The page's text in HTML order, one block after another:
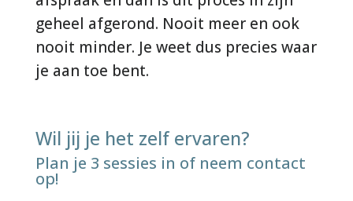
geheel afgerond. Nooit meer en ook
nooit minder. Je weet dus precies waar
je aan toe bent.
Wil jij je het zelf ervaren?
Plan je 3 sessies in of neem contact
op!